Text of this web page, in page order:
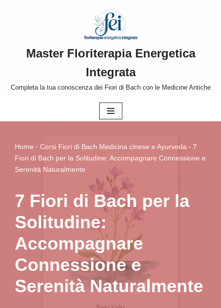
contenutoMaster Floriterapia Energetica
Integrata
Completa la tua conoscenza dei Fiori di Bach con le Medicine Antiche
Home - Corsi Fiori di Bach Medicina cinese e Ayurveda - 7
Fiori di Bach per la Solitudine: Accompagnare Connessione e
Serenità Naturalmente
7 Fiori di Bach per la
Solitudine:
Accompagnare
Connessione e
Serenità Naturalmente